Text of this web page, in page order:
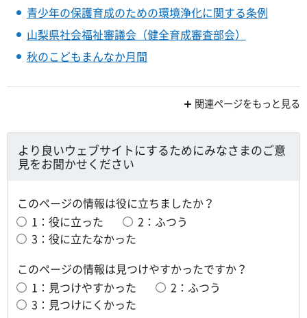
青少年の保護育成のための環境浄化に関する条例
山梨県社会福祉審議会（健全育成審査部会）
秋のこどもまんなか月間
関連ページをもっと見る
より良いウェブサイトにするためにみなさまのご意
見をお聞かせください
このページの情報は役に立ちましたか？
1：役に立った
2：ふつう
3：役に立たなかった
このページの情報は見つけやすかったですか？
1：見つけやすかった
2：ふつう
3：見つけにくかった